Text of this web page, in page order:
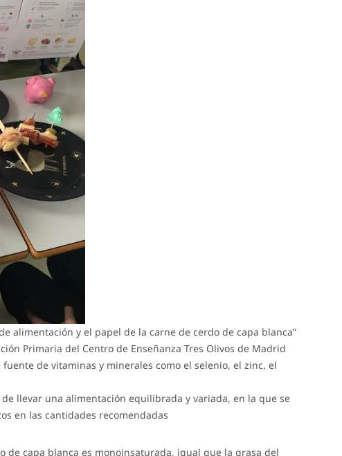
alimentación y el papel de la carne de cerdo de capa blanca”
Primaria del Centro de Enseñanza Tres Olivos de Madrid
de vitaminas y minerales como el selenio, el zinc, el
llevar una alimentación equilibrada y variada, en la que se
en las cantidades recomendadas
de capa blanca es monoinsaturada, igual que la grasa del